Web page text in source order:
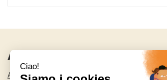
AREA UTENTE
ACCEDI